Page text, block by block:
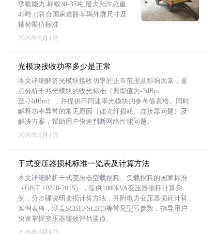
承载能力:标载30-35吨,最大允许总重
49吨 c)符合国家道路车辆外廓尺寸及
轴荷限值标准
2026年8月4日
光模块接收功率多少是正常
本文详细解答光模块接收功率的正常范围及影响因素，重
点分析千兆光模块的收光标准（典型值为-3dBm
至-24dBm），并提供不同速率光模块的参考值表格。同时
解释功率异常的常见原因（如光纤损耗、连接器问题）及
解决方案，帮助用户快速判断网络性能问题。
2026年8月4日
干式变压器损耗标准一览表及计算方法
本文详细解析干式变压器空载损耗、负载损耗的国家标准
（GB/T 10228-2015），提供1000kVA变压器损耗计算实
例，分步骤说明变损计算方法，并附电力变压器损耗计算
实例表格，涵盖SCB10/SCB13等常见型号参数，指导用户
快速掌握变压器能效评估要点。
2026年8月4日